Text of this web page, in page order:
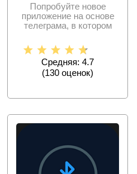
Попробуйте новое
приложение на основе
телеграма, в котором
дизайн
Средняя: 4.7
(130 оценок)